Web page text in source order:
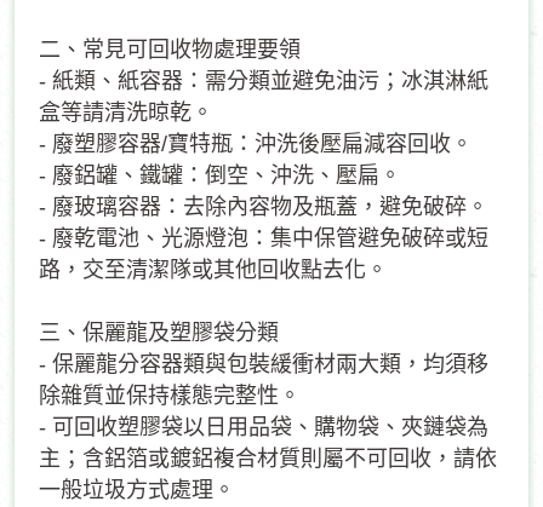
二、常見可回收物處理要領
- 紙類、紙容器：需分類並避免油污；冰淇淋紙
盒等請清洗晾乾。
- 廢塑膠容器/寶特瓶：沖洗後壓扁減容回收。
- 廢鋁罐、鐵罐：倒空、沖洗、壓扁。
- 廢玻璃容器：去除內容物及瓶蓋，避免破碎。
- 廢乾電池、光源燈泡：集中保管避免破碎或短
路，交至清潔隊或其他回收點去化。
三、保麗龍及塑膠袋分類
- 保麗龍分容器類與包裝緩衝材兩大類，均須移
除雜質並保持樣態完整性。
- 可回收塑膠袋以日用品袋、購物袋、夾鏈袋為
主；含鋁箔或鍍鋁複合材質則屬不可回收，請依
一般垃圾方式處理。